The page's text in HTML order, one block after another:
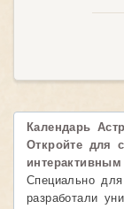
Календарь
Откройте для
Специально
разработали